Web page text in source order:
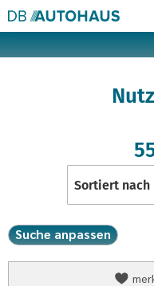
sortieren
Sortiert
Suche anpassen